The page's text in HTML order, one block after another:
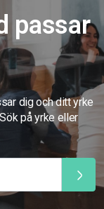
passar
dig och ditt yrke
på yrke eller